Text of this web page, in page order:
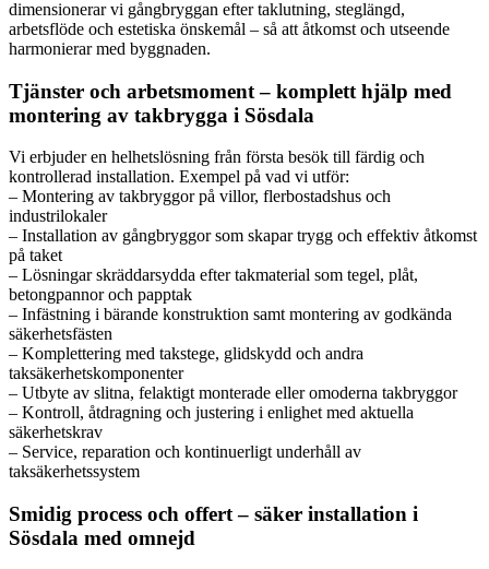
dimensionerar vi gångbryggan efter taklutning, steglängd,
arbetsflöde och estetiska önskemål – så att åtkomst och utseende
harmonierar med byggnaden.
Tjänster och arbetsmoment – komplett hjälp med
montering av takbrygga i Sösdala
Vi erbjuder en helhetslösning från första besök till färdig och
kontrollerad installation. Exempel på vad vi utför:
– Montering av takbryggor på villor, flerbostadshus och
industrilokaler
– Installation av gångbryggor som skapar trygg och effektiv åtkomst
på taket
– Lösningar skräddarsydda efter takmaterial som tegel, plåt,
betongpannor och papptak
– Infästning i bärande konstruktion samt montering av godkända
säkerhetsfästen
– Komplettering med takstege, glidskydd och andra
taksäkerhetskomponenter
– Utbyte av slitna, felaktigt monterade eller omoderna takbryggor
– Kontroll, åtdragning och justering i enlighet med aktuella
säkerhetskrav
– Service, reparation och kontinuerligt underhåll av
taksäkerhetssystem
Smidig process och offert – säker installation i
Sösdala med omnejd